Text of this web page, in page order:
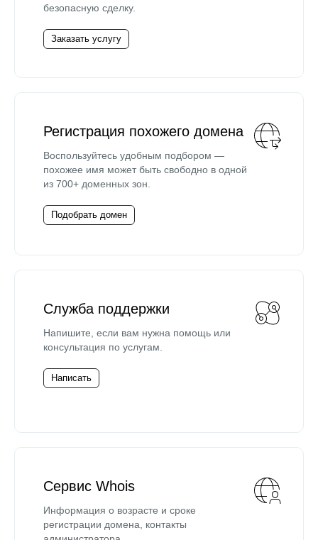
безопасную сделку.
Заказать услугу
Регистрация похожего домена
Воспользуйтесь удобным подбором —
похожее имя может быть свободно в одной
из 700+ доменных зон.
Подобрать домен
Служба поддержки
Напишите, если вам нужна помощь или
консультация по услугам.
Написать
Сервис Whois
Информация о возрасте и сроке
регистрации домена, контакты